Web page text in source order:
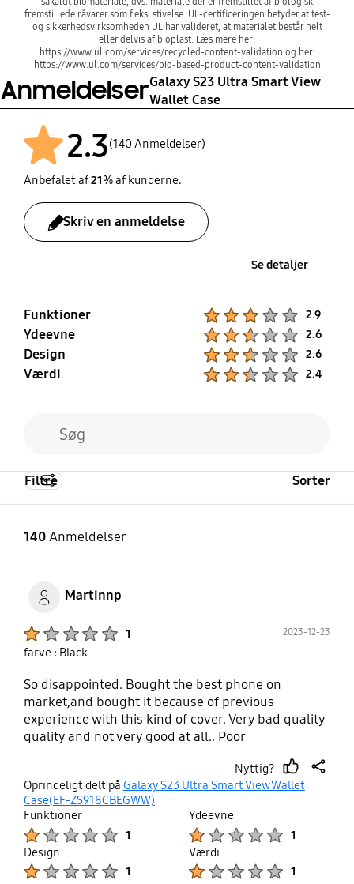
fremstillede råvarer som f.eks. stivelse. UL-certificeringen betyder at test-
og sikkerhedsvirksomheden UL har valideret, at materialet består helt
eller delvis af bioplast. Læs mere her:
https://www.ul.com/services/recycled-content-validation og her:
https://www.ul.com/services/bio-based-product-content-validation
AnmeldelserGalaxy S23 Ultra Smart View
Wallet Case
2.3(140 Anmeldelser)
Anbefalet af21% af kunderne.
Skriv en anmeldelse
Se detaljer
Funktioner 2.9
Ydeevne 2.6
Design 2.6
Værdi 2.4
140Anmeldelser
Filtre Sorter
Martinnp
1 2023-12-23
farve : Black
So disappointed. Bought the best phone on
market,and bought it because of previous
experience with this kind of cover. Very bad quality
quality and not very good at all.. Poor
Nyttig?
thumb
Oprindeligt delt på Galaxy S23 Ultra Smart View Wallet
Case(EF-ZS918CBEGWW)
Funktioner
1
Ydeevne
1
Design
1
Værdi
1